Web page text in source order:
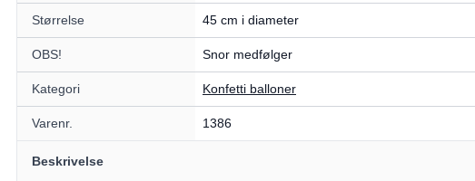
Størrelse 45 cm i diameter
OBS! Snor medfølger
Kategori Konfetti balloner
Varenr. 1386
Beskrivelse